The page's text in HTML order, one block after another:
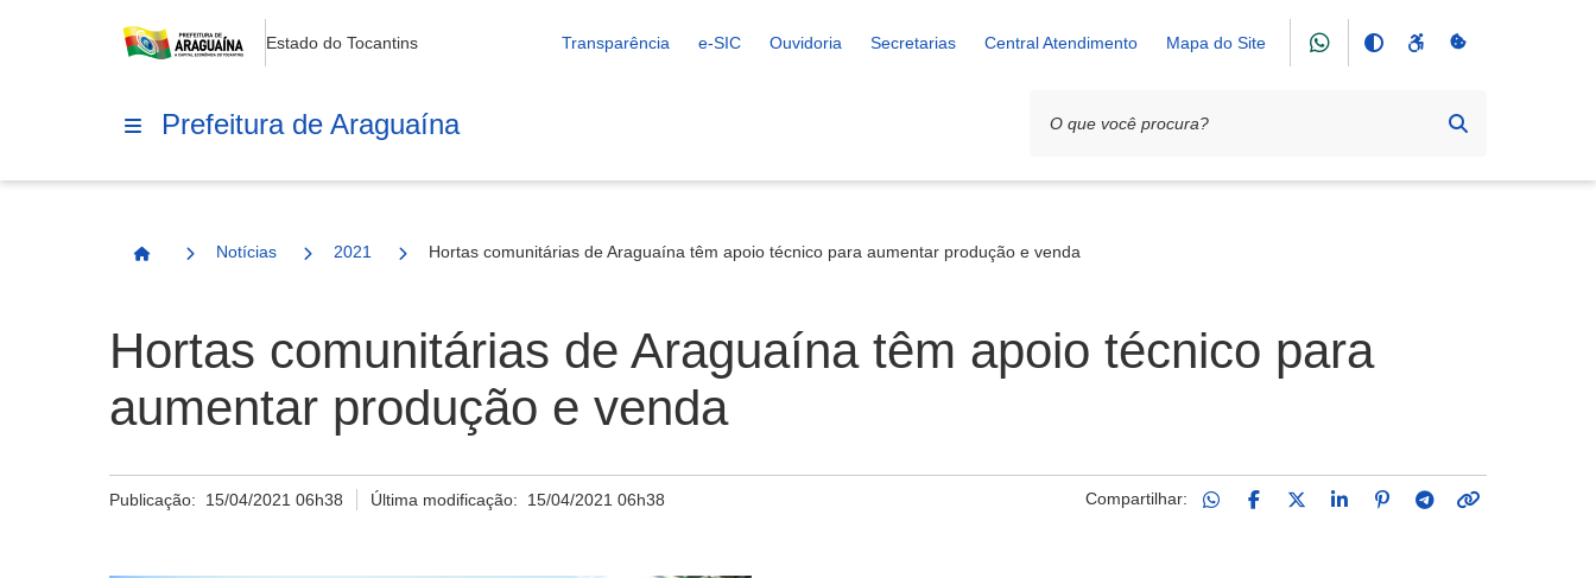
Estado do Tocantins Transparência e-SIC Ouvidoria Secretarias Central Atendimento Mapa do Site
Prefeitura de Araguaína
Página Inicial
Notícias 2021 Hortas comunitárias de Araguaína têm apoio técnico para aumentar produção e venda
Hortas comunitárias de Araguaína têm apoio técnico para
aumentar produção e venda
Publicação: 15/04/2021 06h38 Última modificação: 15/04/2021 06h38 Compartilhar: